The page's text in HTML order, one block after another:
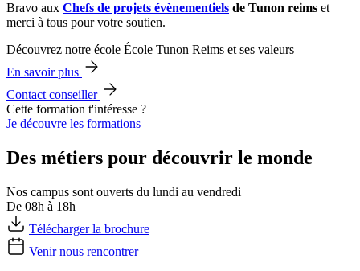
Bravo aux Chefs de projets évènementiels de Tunon reims et
merci à tous pour votre soutien.
Découvrez notre école École Tunon Reims et ses valeurs
En savoir plus
Contact conseiller
Cette formation t'intéresse ?
Je découvre les formations
Des métiers pour découvrir le monde
Nos campus sont ouverts du lundi au vendredi
De 08h à 18h
Télécharger la brochure
Venir nous rencontrer